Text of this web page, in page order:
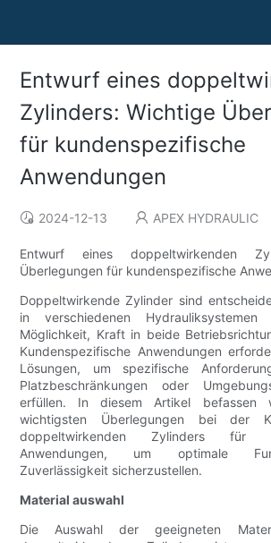
Entwurf eines
Zylinders: Wichtige
für kundenspezifische
Anwendungen
2024-12-13 APEX HYDRAULIC
Entwurf eines doppeltwirkenden
Überlegungen für kundenspezifische
Doppeltwirkende Zylinder sind
in verschiedenen
Möglichkeit, Kraft in beide
Kundenspezifische Anwendungen
Lösungen, um spezifische
Platzbeschränkungen oder
erfüllen. In diesem Artikel
wichtigsten Überlegungen bei der
doppeltwirkenden Zylinders für
Anwendungen, um optimale
Zuverlässigkeit sicherzustellen.
Material auswahl
Die Auswahl der geeigneten